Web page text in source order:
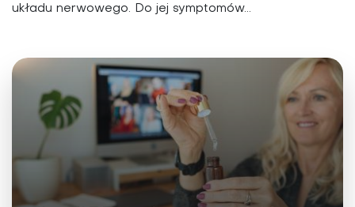
układu nerwowego. Do jej symptomów...